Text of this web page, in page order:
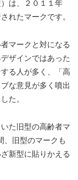
は、２０１１年
れたマークです。
マークと対になる
ザインではあった
る人が多く、「高
な意見が多く噴出
た。
た旧型の高齢者マ
、旧型のマークも
新型に貼りかえる